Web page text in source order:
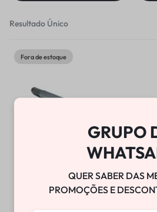
Resultado Único
Fora de estoque
KIT HASTE SUSPENSAO
GRUPO
QUER SABER DAS
PROMOÇÕES E